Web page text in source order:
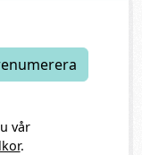
vår
.